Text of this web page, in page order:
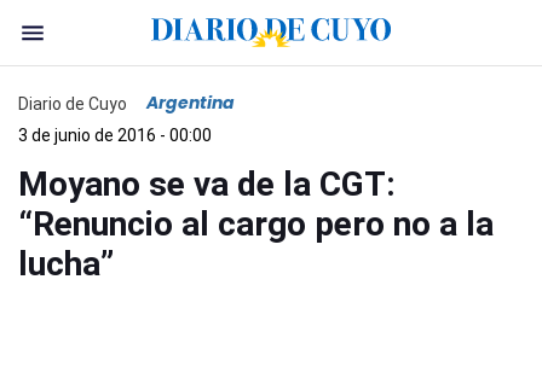
Diario de Cuyo Argentina
3 de junio de 2016 - 00:00
Moyano se va de la CGT:
“Renuncio al cargo pero no a la
lucha”